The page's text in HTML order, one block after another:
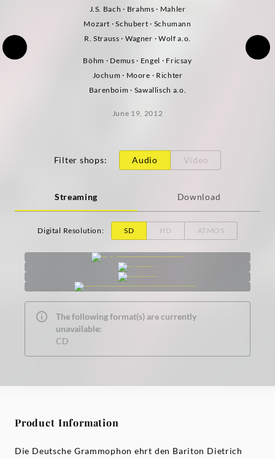
J.S. Bach · Brahms · Mahler
Mozart · Schubert · Schumann
R. Strauss · Wagner · Wolf a.o.
Böhm · Demus · Engel · Fricsay
Jochum · Moore · Richter
Barenboim · Sawallisch a.o.
June 19, 2012
Filter shops: Audio Video
Streaming Download
Digital Resolution: SD HD ATMOS
The following format(s) are currently
unavailable:
CD
Product Information
Die Deutsche Grammophon ehrt den Bariton Dietrich